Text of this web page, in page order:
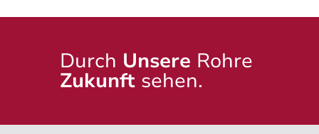
Durch Unsere Rohre
Zukunft sehen.